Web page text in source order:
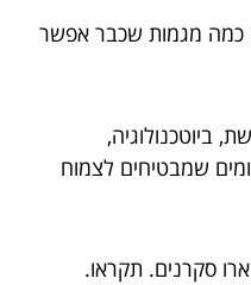
כמה מגמות שכבר אפשר
ביוטכנולוגיה,
שמבטיחים לצמוח
סקרנים. תקראו.